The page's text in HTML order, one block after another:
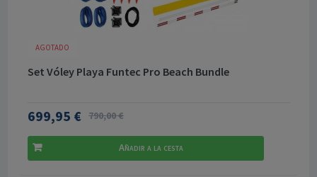
AGOTADO
Set Vóley Playa Funtec Pro Beach Bundle
699,95 € 790,00 €
Añadir a la cesta